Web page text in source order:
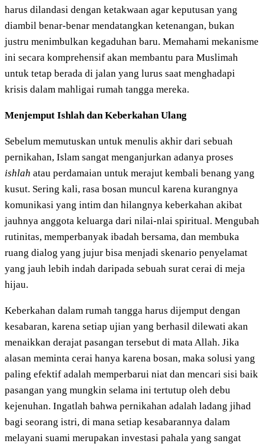
harus dilandasi dengan ketakwaan agar keputusan yang
diambil benar-benar mendatangkan ketenangan, bukan
justru menimbulkan kegaduhan baru. Memahami mekanisme
ini secara komprehensif akan membantu para Muslimah
untuk tetap berada di jalan yang lurus saat menghadapi
krisis dalam mahligai rumah tangga mereka.
Menjemput Ishlah dan Keberkahan Ulang
Sebelum memutuskan untuk menulis akhir dari sebuah
pernikahan, Islam sangat menganjurkan adanya proses
ishlah atau perdamaian untuk merajut kembali benang yang
kusut. Sering kali, rasa bosan muncul karena kurangnya
komunikasi yang intim dan hilangnya keberkahan akibat
jauhnya anggota keluarga dari nilai-nlai spiritual. Mengubah
rutinitas, memperbanyak ibadah bersama, dan membuka
ruang dialog yang jujur bisa menjadi skenario penyelamat
yang jauh lebih indah daripada sebuah surat cerai di meja
hijau.
Keberkahan dalam rumah tangga harus dijemput dengan
kesabaran, karena setiap ujian yang berhasil dilewati akan
menaikkan derajat pasangan tersebut di mata Allah. Jika
alasan meminta cerai hanya karena bosan, maka solusi yang
paling efektif adalah memperbarui niat dan mencari sisi baik
pasangan yang mungkin selama ini tertutup oleh debu
kejenuhan. Ingatlah bahwa pernikahan adalah ladang jihad
bagi seorang istri, di mana setiap kesabarannya dalam
melayani suami merupakan investasi pahala yang sangat